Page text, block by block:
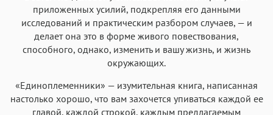
приложенных усилий, подкрепляя его данными
исследований и практическим разбором случаев, — и
делает она это в форме живого повествования,
способного, однако, изменить и вашу жизнь, и жизнь
окружающих.
«Единоплеменники» — изумительная книга, написанная
настолько хорошо, что вам захочется упиваться каждой ее
главой, каждой строкой, каждым предлагаемым